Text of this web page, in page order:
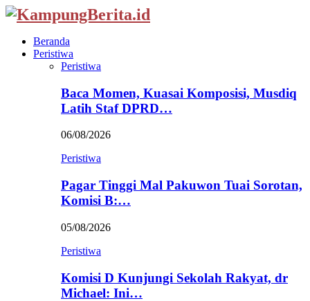
Beranda
Peristiwa
Peristiwa
Baca Momen, Kuasai Komposisi, Musdiq
Latih Staf DPRD…
06/08/2026
Peristiwa
Pagar Tinggi Mal Pakuwon Tuai Sorotan,
Komisi B:…
05/08/2026
Peristiwa
Komisi D Kunjungi Sekolah Rakyat, dr
Michael: Ini…